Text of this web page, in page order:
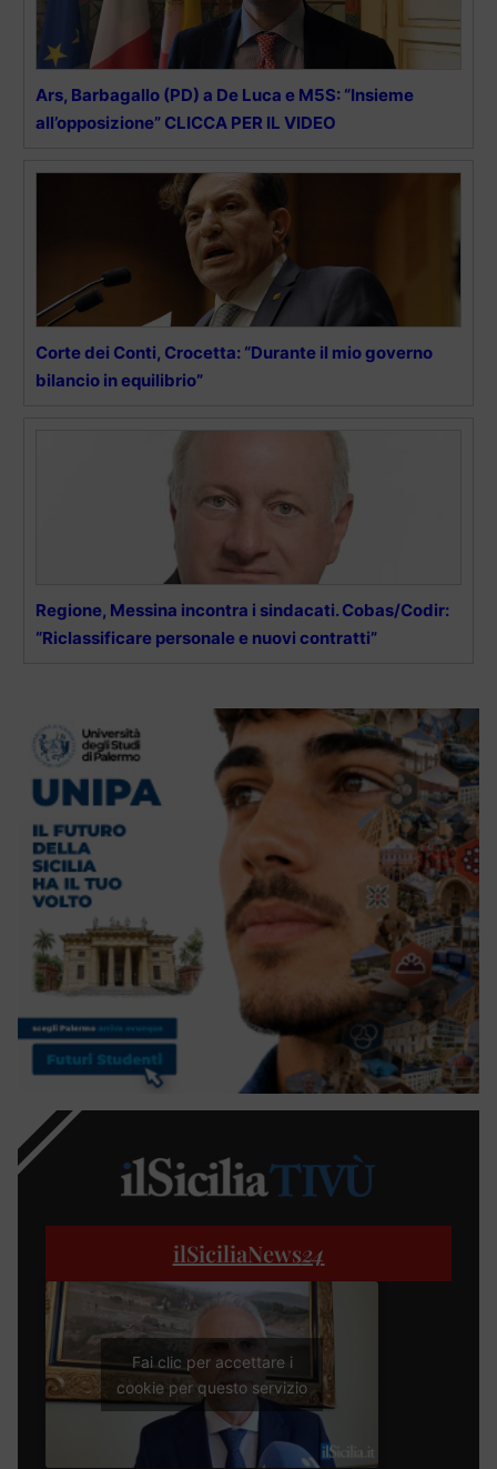
Ars, Barbagallo (PD) a De Luca e M5S: “Insieme
all’opposizione” CLICCA PER IL VIDEO
Corte dei Conti, Crocetta: “Durante il mio governo
bilancio in equilibrio”
Regione, Messina incontra i sindacati. Cobas/Codir:
“Riclassificare personale e nuovi contratti”
ilSiciliaNews24
Fai clic per accettare i
cookie per questo servizio